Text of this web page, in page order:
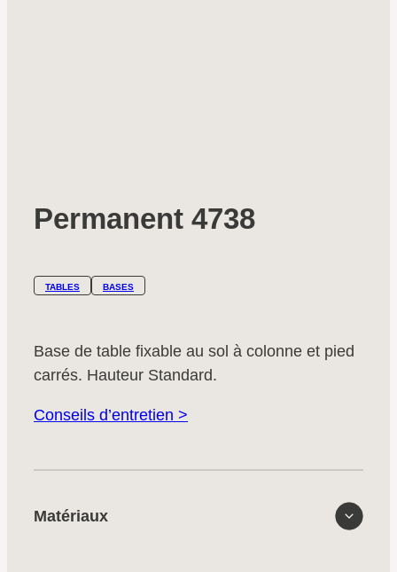
Permanent 4738
TABLES BASES
Base de table fixable au sol à colonne et pied
carrés. Hauteur Standard.
Conseils d’entretien >
Matériaux